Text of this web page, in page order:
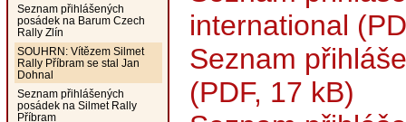
Seznam přihlášených
posádek na Barum Czech
Rally Zlín
SOUHRN: Vítězem Silmet
Rally Příbram se stal Jan
Dohnal
Seznam přihlášených
posádek na Silmet Rally
Příbram
international
Seznam
(PDF, 17 kB)